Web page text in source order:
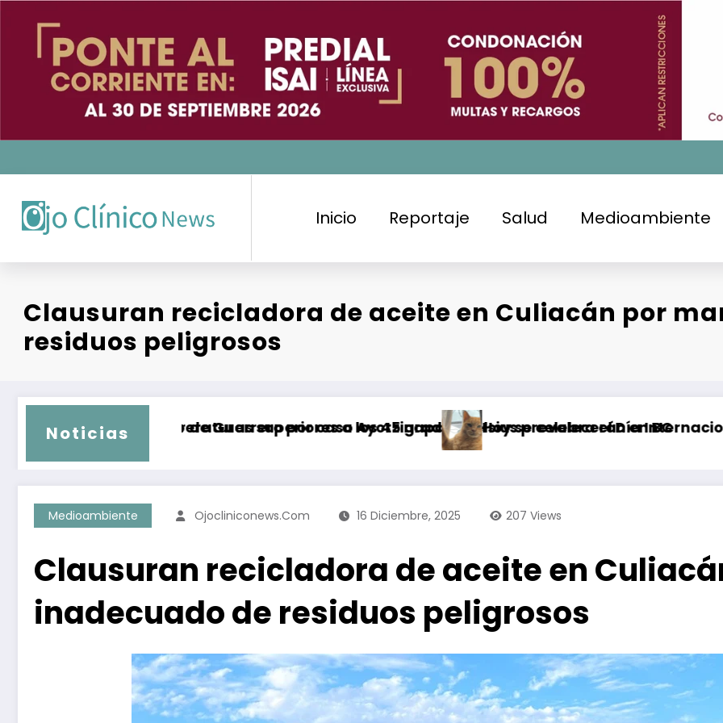
contenido
Inicio Reportaje Salud Medioambiente
Clausuran recicladora de aceite en Culiacán por
residuos peligrosos
Noticias
de Guerrero por caso Ayotzinapa
superiores a los 45 grados Celsius prevalecerán en BC
Hoy se celebra el Día Internacional del Gato Emiten
Medioambiente Ojocliniconews.com 16 Diciembre, 2025 207 Views
Clausuran recicladora de aceite en
inadecuado de residuos peligrosos